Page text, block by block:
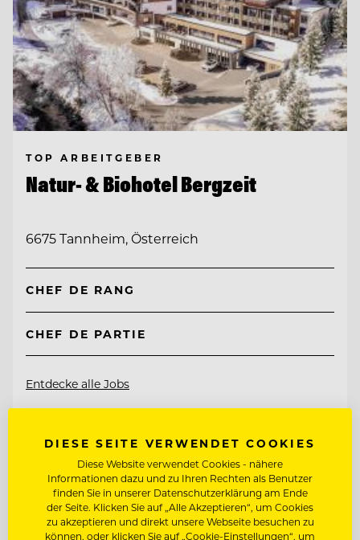
TOP ARBEITGEBER
Natur- & Biohotel Bergzeit
6675 Tannheim, Österreich
CHEF DE RANG
CHEF DE PARTIE
Entdecke alle Jobs
DIESE SEITE VERWENDET COOKIES
Diese Website verwendet Cookies - nähere
Informationen dazu und zu Ihren Rechten als Benutzer
finden Sie in unserer Datenschutzerklärung am Ende
der Seite. Klicken Sie auf „Alle Akzeptieren“, um Cookies
zu akzeptieren und direkt unsere Webseite besuchen zu
können, oder klicken Sie auf „Cookie-Einstellungen“, um